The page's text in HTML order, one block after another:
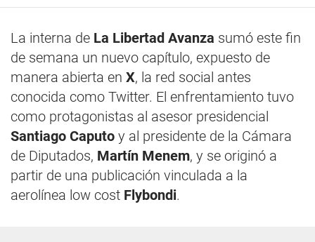
La interna de La Libertad Avanza sumó este fin
de semana un nuevo capítulo, expuesto de
manera abierta en X, la red social antes
conocida como Twitter. El enfrentamiento tuvo
como protagonistas al asesor presidencial
Santiago Caputo y al presidente de la Cámara
de Diputados, Martín Menem, y se originó a
partir de una publicación vinculada a la
aerolínea low cost Flybondi.